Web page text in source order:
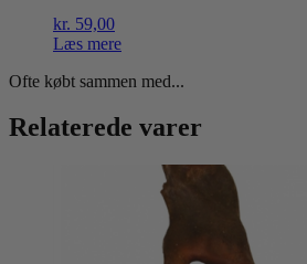
kr. 59,00
Læs mere
Ofte købt sammen med...
Relaterede varer